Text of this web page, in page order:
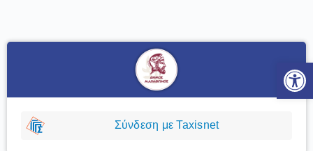
Σύνδεση με Taxisnet